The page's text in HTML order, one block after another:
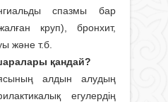
спазмы бар
круп), бронхит,
және т.б.
қандай?
алдын алудың
егулердің